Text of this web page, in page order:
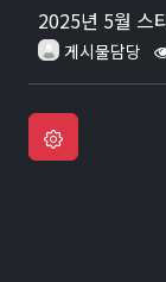
2025년 5월 스
게시물담당